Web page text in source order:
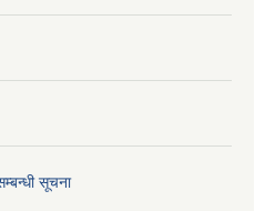
सूचना